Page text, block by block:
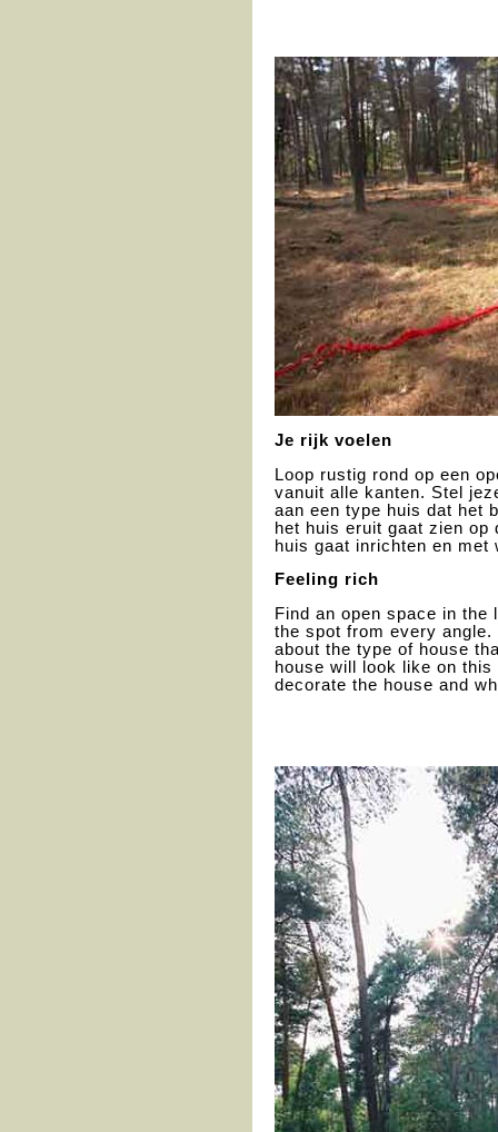
Je rijk voelen
Loop rustig rond op een
vanuit alle kanten. Stel
aan een type huis dat het
het huis eruit gaat zien
huis gaat inrichten en met
Feeling rich
Find an open space in
the spot from every
about the type of house
house will look like on
decorate the house and